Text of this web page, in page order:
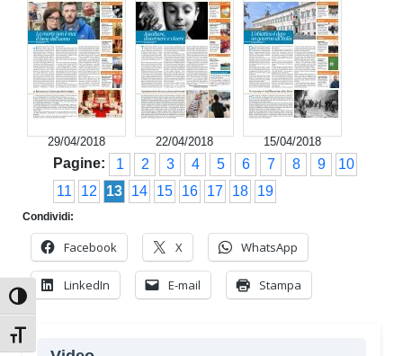
Attiva/disattiva alto contrasto
Attiva/disattiva dimensione testo
29/04/2018 22/04/2018 15/04/2018
Pagine: 1 2 3 4 5 6 7 8 9
10
11
12 13 14 15 16 17 18 19
Condividi:
Facebook X WhatsApp
LinkedIn E-mail Stampa